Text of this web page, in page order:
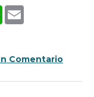
WhatsApp
Email
Comentario